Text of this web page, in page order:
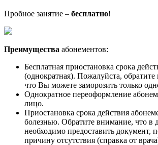
Пробное занятие – бесплатно!
Преимущества абонементов:
Бесплатная приостановка срока
(однократная). Пожалуйста,
что Вы можете заморозить только
Однократное переоформление
лицо.
Приостановка срока действия
болезнью. Обратите внимание, что в
необходимо предоставить документ,
причину отсутствия (справка от